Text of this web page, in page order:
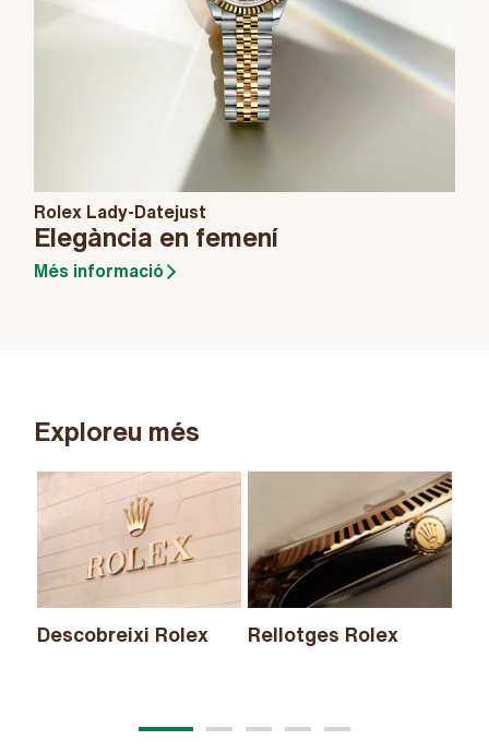
Rolex Lady-Datejust
Elegància en femení
Més informació
Exploreu més
Descobreixi Rolex Rellotges Rolex